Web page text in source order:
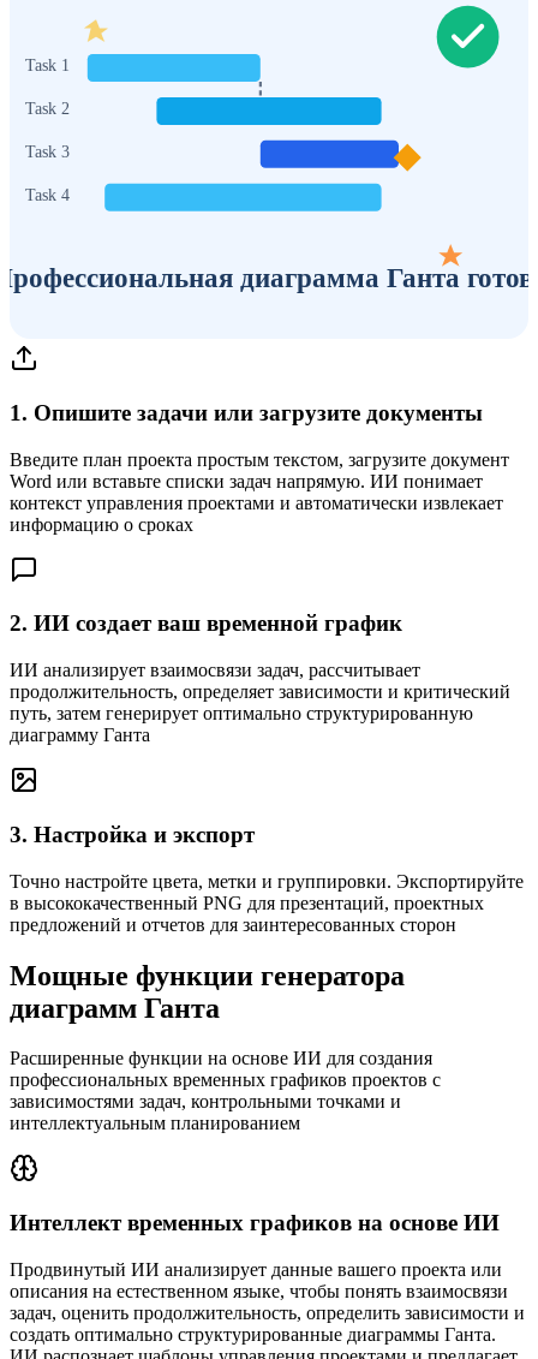
Task 1
Task 2
Task 3
Task 4
диаграмма Ганта
1. Опишите задачи или загрузите документы
Введите план проекта простым текстом, загрузите документ
Word или вставьте списки задач напрямую. ИИ понимает
контекст управления проектами и автоматически извлекает
информацию о сроках
2. ИИ создает ваш временной график
ИИ анализирует взаимосвязи задач, рассчитывает
продолжительность, определяет зависимости и критический
путь, затем генерирует оптимально структурированную
диаграмму Ганта
3. Настройка и экспорт
Точно настройте цвета, метки и группировки. Экспортируйте
в высококачественный PNG для презентаций, проектных
предложений и отчетов для заинтересованных сторон
Мощные функции генератора
диаграмм Ганта
Расширенные функции на основе ИИ для создания
профессиональных временных графиков проектов с
зависимостями задач, контрольными точками и
интеллектуальным планированием
Интеллект временных графиков на основе ИИ
Продвинутый ИИ анализирует данные вашего проекта или
описания на естественном языке, чтобы понять взаимосвязи
задач, оценить продолжительность, определить зависимости и
создать оптимально структурированные диаграммы Ганта.